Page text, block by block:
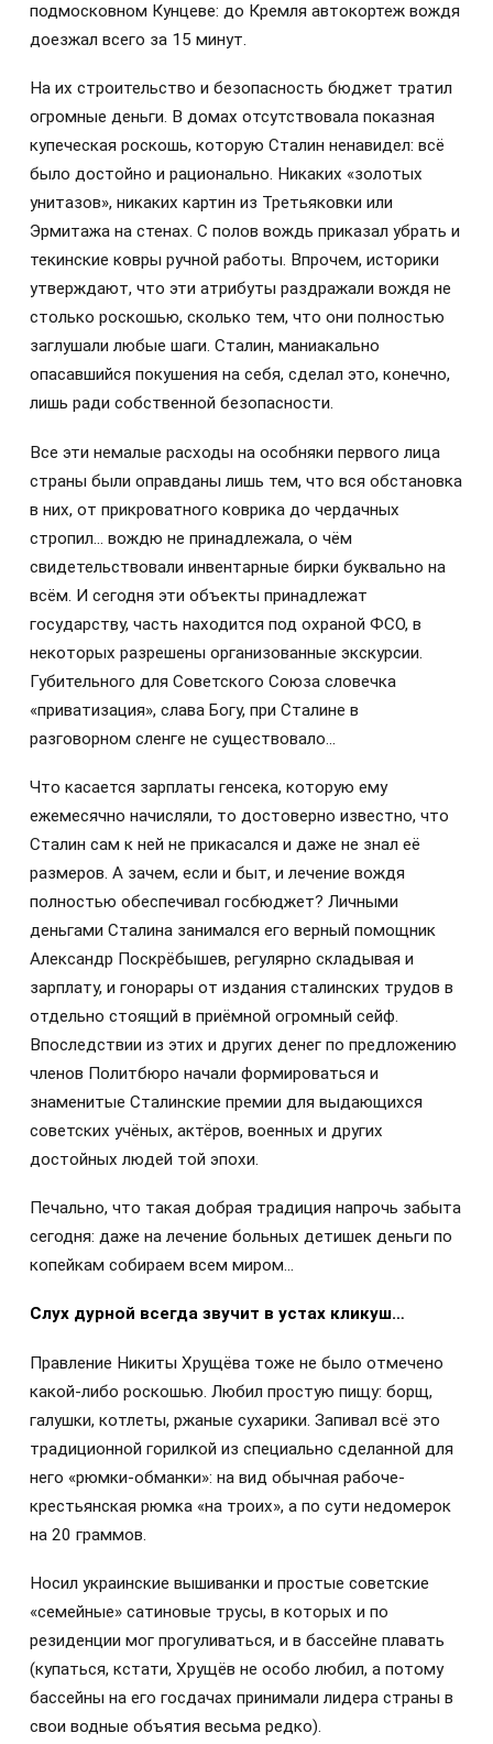
подмосковном Кунцеве: до Кремля автокортеж вождя
доезжал всего за 15 минут.
На их строительство и безопасность бюджет тратил
огромные деньги. В домах отсутствовала показная
купеческая роскошь, которую Сталин ненавидел: всё
было достойно и рационально. Никаких «золотых
унитазов», никаких картин из Третьяковки или
Эрмитажа на стенах. С полов вождь приказал убрать и
текинские ковры ручной работы. Впрочем, историки
утверждают, что эти атрибуты раздражали вождя не
столько роскошью, сколько тем, что они полностью
заглушали любые шаги. Сталин, маниакально
опасавшийся покушения на себя, сделал это, конечно,
лишь ради собственной безопасности.
Все эти немалые расходы на особняки первого лица
страны были оправданы лишь тем, что вся обстановка
в них, от прикроватного коврика до чердачных
стропил… вождю не принадлежала, о чём
свидетельствовали инвентарные бирки буквально на
всём. И сегодня эти объекты принадлежат
государству, часть находится под охраной ФСО, в
некоторых разрешены организованные экскурсии.
Губительного для Советского Союза словечка
«приватизация», слава Богу, при Сталине в
разговорном сленге не существовало…
Что касается зарплаты генсека, которую ему
ежемесячно начисляли, то достоверно известно, что
Сталин сам к ней не прикасался и даже не знал её
размеров. А зачем, если и быт, и лечение вождя
полностью обеспечивал госбюджет? Личными
деньгами Сталина занимался его верный помощник
Александр Поскрёбышев, регулярно складывая и
зарплату, и гонорары от издания сталинских трудов в
отдельно стоящий в приёмной огромный сейф.
Впоследствии из этих и других денег по предложению
членов Политбюро начали формироваться и
знаменитые Сталинские премии для выдающихся
советских учёных, актёров, военных и других
достойных людей той эпохи.
Печально, что такая добрая традиция напрочь забыта
сегодня: даже на лечение больных детишек деньги по
копейкам собираем всем миром…
Слух дурной всегда звучит в устах кликуш…
Правление Никиты Хрущёва тоже не было отмечено
какой-либо роскошью. Любил простую пищу: борщ,
галушки, котлеты, ржаные сухарики. Запивал всё это
традиционной горилкой из специально сделанной для
него «рюмки-обманки»: на вид обычная рабоче-
крестьянская рюмка «на троих», а по сути недомерок
на 20 граммов.
Носил украинские вышиванки и простые советские
«семейные» сатиновые трусы, в которых и по
резиденции мог прогуливаться, и в бассейне плавать
(купаться, кстати, Хрущёв не особо любил, а потому
бассейны на его госдачах принимали лидера страны в
свои водные объятия весьма редко).